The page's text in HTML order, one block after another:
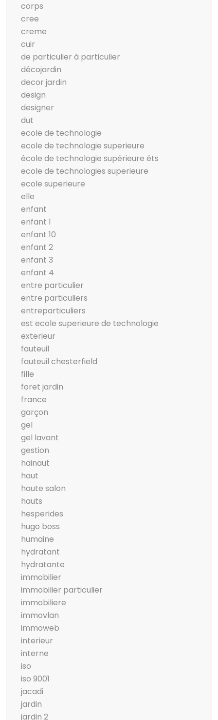
corps
cree
creme
cuir
de particulier à particulier
décojardin
decor jardin
design
designer
dut
ecole de technologie
ecole de technologie superieure
école de technologie supérieure éts
ecole de technologies superieure
ecole superieure
elle
enfant
enfant 1
enfant 10
enfant 2
enfant 3
enfant 4
entre particulier
entre particuliers
entreparticuliers
est ecole superieure de technologie
exterieur
fauteuil
fauteuil chesterfield
fille
foret jardin
france
garçon
gel
gel lavant
gestion
hainaut
haut
haute salon
hauts
hesperides
hugo boss
humaine
hydratant
hydratante
immobilier
immobilier particulier
immobiliere
immovlan
immoweb
interieur
interne
iso
iso 9001
jacadi
jardin
jardin 2